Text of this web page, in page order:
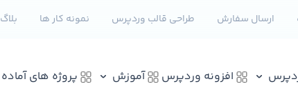
ارسال سفارش طراحی قالب وردپرس نمونه کار ها بلاگ
افزونه وردپرس آموزش پروژه های آماده